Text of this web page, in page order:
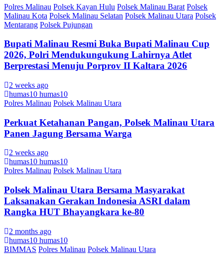
Polres Malinau Polsek Kayan Hulu Polsek Malinau Barat Polsek
Malinau Kota Polsek Malinau Selatan Polsek Malinau Utara Polsek
Mentarang Polsek Pujungan
Bupati Malinau Resmi Buka Bupati Malinau Cup
2026, Polri Mendukungukung Lahirnya Atlet
Berprestasi Menuju Porprov II Kaltara 2026
2 weeks ago
humas10 humas10
Polres Malinau Polsek Malinau Utara
Perkuat Ketahanan Pangan, Polsek Malinau Utara
Panen Jagung Bersama Warga
2 weeks ago
humas10 humas10
Polres Malinau Polsek Malinau Utara
Polsek Malinau Utara Bersama Masyarakat
Laksanakan Gerakan Indonesia ASRI dalam
Rangka HUT Bhayangkara ke-80
2 months ago
humas10 humas10
BIMMAS Polres Malinau Polsek Malinau Utara